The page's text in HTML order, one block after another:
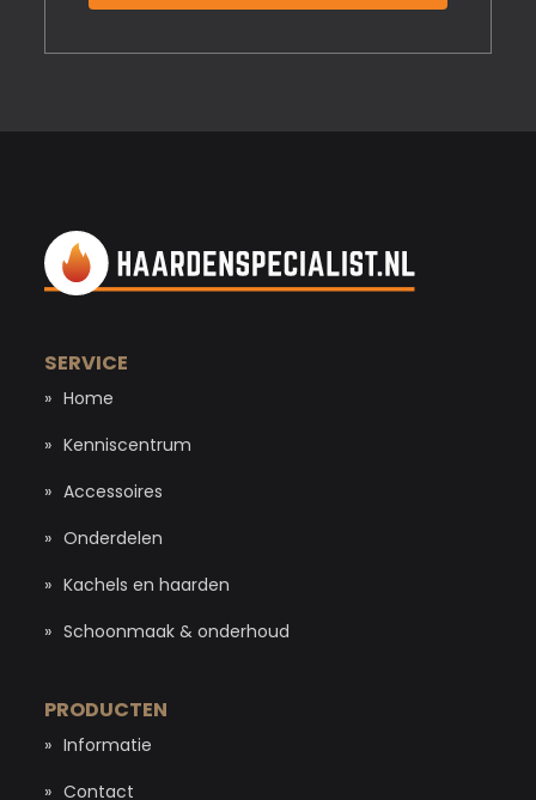
SERVICE
Home
Kenniscentrum
Accessoires
Onderdelen
Kachels en haarden
Schoonmaak & onderhoud
PRODUCTEN
Informatie
Contact